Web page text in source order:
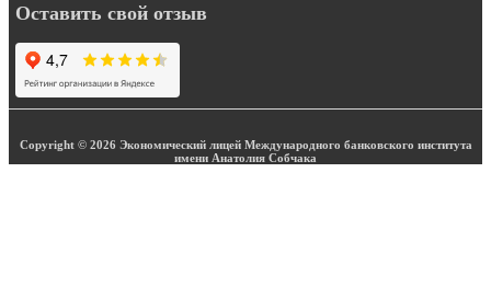
Оставить свой отзыв
Copyright © 2026 Экономический лицей Международного банковского института
имени Анатолия Собчака